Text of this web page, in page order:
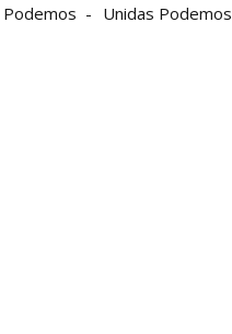
Podemos Unidas Podemos